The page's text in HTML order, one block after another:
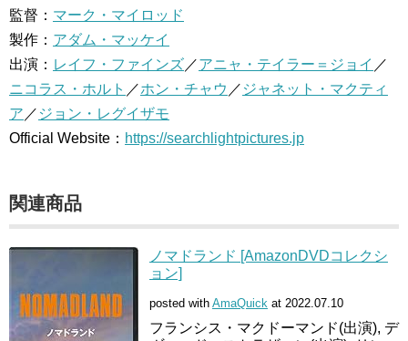
監督： マーク・マイロッド
製作： アダム・マッケイ
出演： レイフ・ファインズ／アニャ・テイラー＝ジョイ ／
ニコラス・ホルト ／ホン・チャウ ／ ジャネット・マクティ
ア ／ ジョン・レグイザモ
Official Website： https://searchlightpictures.jp
関連商品
ノマドランド [AmazonDVDコレクシ
ョン]
posted with AmaQuick at 2022.07.10
フランシス・マクドーマンド(出演), デ